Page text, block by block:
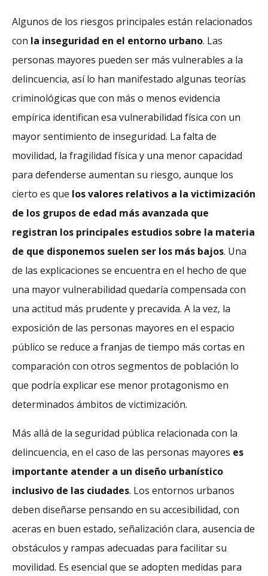
Algunos de los riesgos principales están relacionados
con la inseguridad en el entorno urbano. Las
personas mayores pueden ser más vulnerables a la
delincuencia, así lo han manifestado algunas teorías
criminológicas que con más o menos evidencia
empírica identifican esa vulnerabilidad física con un
mayor sentimiento de inseguridad. La falta de
movilidad, la fragilidad física y una menor capacidad
para defenderse aumentan su riesgo, aunque los
cierto es que los valores relativos a la victimización
de los grupos de edad más avanzada que
registran los principales estudios sobre la materia
de que disponemos suelen ser los más bajos. Una
de las explicaciones se encuentra en el hecho de que
una mayor vulnerabilidad quedaría compensada con
una actitud más prudente y precavida. A la vez, la
exposición de las personas mayores en el espacio
público se reduce a franjas de tiempo más cortas en
comparación con otros segmentos de población lo
que podría explicar ese menor protagonismo en
determinados ámbitos de victimización.
Más allá de la seguridad pública relacionada con la
delincuencia, en el caso de las personas mayores es
importante atender a un diseño urbanístico
inclusivo de las ciudades. Los entornos urbanos
deben diseñarse pensando en su accesibilidad, con
aceras en buen estado, señalización clara, ausencia de
obstáculos y rampas adecuadas para facilitar su
movilidad. Es esencial que se adopten medidas para